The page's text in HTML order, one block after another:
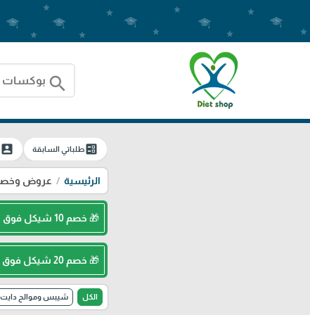
search
ballotطلباتي السابقة account_box
الرئيسية عروض
🎁 خصم 10 شيكل فوق الـ 250 شيكل ( كود : Diet10 )
🎁 خصم 20 شيكل فوق الـ 400 شيكل ( كود : Diet20 )
الكل شيبس وموالح دايت